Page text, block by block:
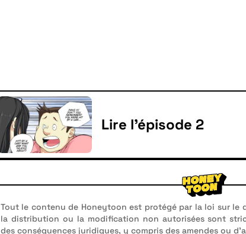
Lire l'épisode 2
Tout le contenu de Honeytoon est protégé par la loi sur le
la distribution ou la modification non autorisées sont
des conséquences juridiques, y compris des amendes ou